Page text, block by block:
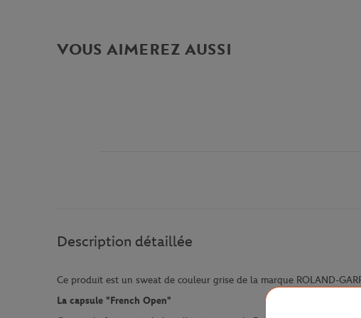
VOUS AIMEREZ AUSSI
Description détaillée
Ce produit est un sweat de couleur grise de la marque ROLAND-
La capsule "French Open"